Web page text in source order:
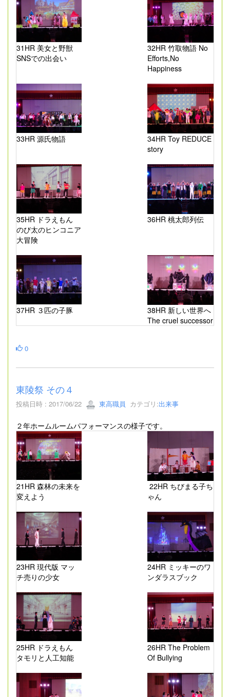
31HR 美女と野獣
SNSでの出会い
32HR 竹取物語 No
Efforts,No
Happiness
33HR 源氏物語
34HR Toy REDUCE
story
35HR ドラえもん
のび太のヒンコニア
大冒険
36HR 桃太郎列伝
37HR ３匹の子豚
38HR 新しい世界へ
The cruel successor
0
東陵祭 その４
投稿日時 : 2017/06/22 東高職員 カテゴリ:出来事
２年ホームルームパフォーマンスの様子です。
21HR 森林の未来を
変えよう
22HR ちびまる子ち
ゃん
23HR 現代版 マッ
チ売りの少女
24HR ミッキーのワ
ンダラスブック
25HR ドラえもん
タモリと人工知能
26HR The Problem
Of Bullying